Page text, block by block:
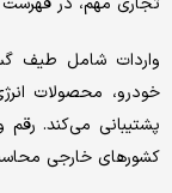
واردات شامل طیف
خودرو، محصولات
پشتیبانی می‌کند.
کشورهای خارجی